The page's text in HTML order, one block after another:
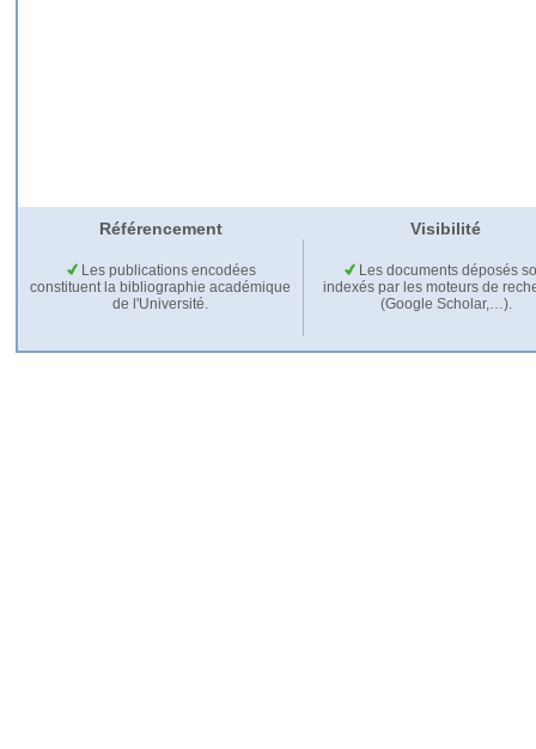
Référencement Visibilité
Les publications encodées
constituent la bibliographie académique
de l'Université.
Les documents déposés
indexés par les moteurs de
(Google Scholar,…).